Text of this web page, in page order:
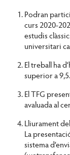
Podran
curs 2020-
estudis
universitari
El treball ha
superior a 9,5.
El TFG
avaluada al
Lliurament
La
sistema